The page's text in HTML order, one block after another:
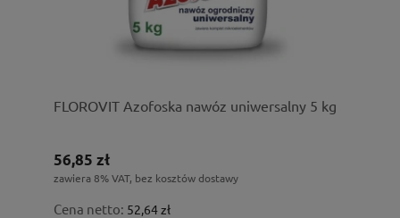
FLOROVIT Azofoska nawóz uniwersalny 5 kg
56,85 zł
zawiera 8% VAT, bez kosztów dostawy
Cena netto: 52,64 zł